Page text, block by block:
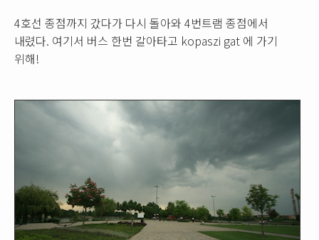
4호선 종점까지 갔다가 다시 돌아와 4번트램 종점에서
내렸다. 여기서 버스 한번 갈아타고 kopaszi gat 에 가기
위해!